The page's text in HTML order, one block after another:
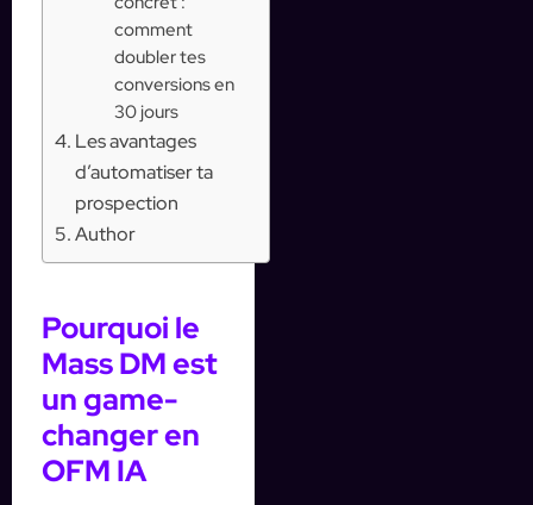
comment
doubler tes
conversions en
30 jours
Les avantages
d’automatiser ta
prospection
Author
Pourquoi le
Mass DM est
un game-
changer en
OFM IA